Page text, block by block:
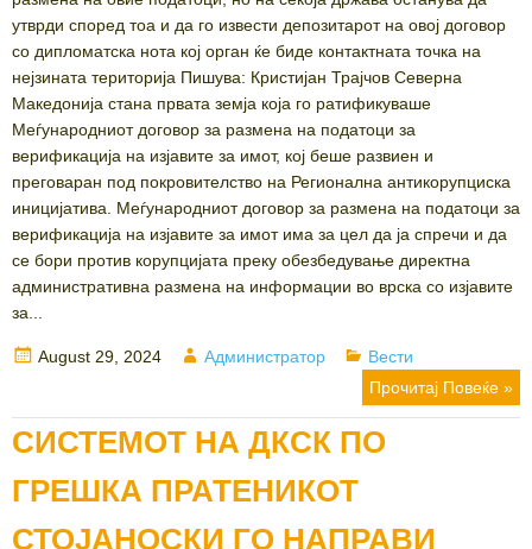
утврди според тоа и да го извести депозитарот на овој договор
со дипломатска нота кој орган ќе биде контактната точка на
нејзината територија Пишува: Кристијан Трајчов Северна
Македонија стана првата земја која го ратификуваше
Меѓународниот договор за размена на податоци за
верификација на изјавите за имот, кој беше развиен и
преговаран под покровителство на Регионална антикорупциска
иницијатива. Меѓународниот договор за размена на податоци за
верификација на изјавите за имот има за цел да ја спречи и да
се бори против корупцијата преку обезбедување директна
административна размена на информации во врска со изјавите
за...
Posted
August 29, 2024 Author
Администратор Categories
Вести
Прочитај Повеќе »
СИСТЕМОТ НА ДКСК ПО
ГРЕШКА ПРАТЕНИКОТ
СТОЈАНОСКИ ГО НАПРАВИ